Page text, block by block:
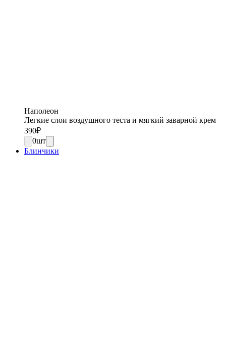
Наполеон
Легкие слои воздушного теста и мягкий заварной крем
390₽
0шт
Блинчики